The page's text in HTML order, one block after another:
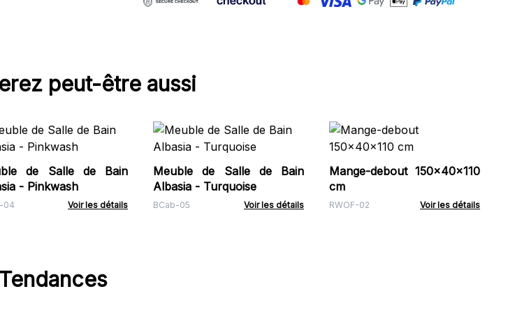
peut-être aussi
de Salle de Bain
- Pinkwash
04 Voir les détails
Meuble de Salle de Bain
Albasia - Turquoise
BCab-05 Voir les détails
Mange-debout 150x40x110
cm
RWOF-02 Voir les détails
Tendances